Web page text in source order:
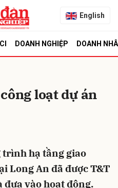
English
DOANH NGHIỆP DOANH
loạt dự án
trình hạ tầng giao
Long An đã được T&T
vào hoạt động.
Hủy